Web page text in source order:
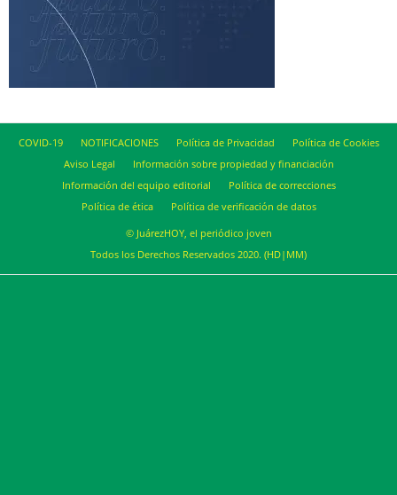
COVID-19 NOTIFICACIONES Política de Privacidad
Política de Cookies
Aviso Legal
Información sobre propiedad y financiación
Información del equipo editorial
Política de correcciones
Política de ética
Política de verificación de datos
© JuárezHOY, el periódico joven
Todos los Derechos Reservados 2020. (HD|MM)